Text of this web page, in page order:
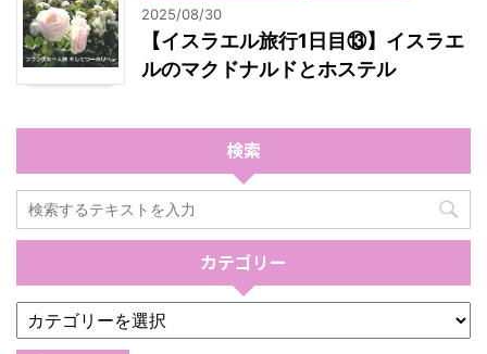
2025/08/30
【イスラエル旅行1日目⑬】イスラエ
ルのマクドナルドとホステル
検索
カテゴリー